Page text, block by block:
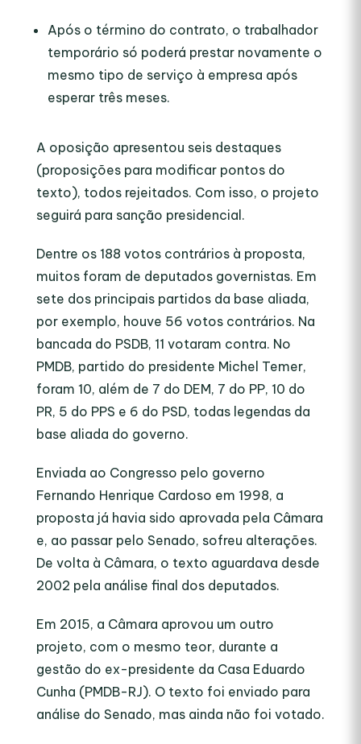
Após o término do contrato, o trabalhador
temporário só poderá prestar novamente o
mesmo tipo de serviço à empresa após
esperar três meses.
A oposição apresentou seis destaques
(proposições para modificar pontos do
texto), todos rejeitados. Com isso, o projeto
seguirá para sanção presidencial.
Dentre os 188 votos contrários à proposta,
muitos foram de deputados governistas. Em
sete dos principais partidos da base aliada,
por exemplo, houve 56 votos contrários. Na
bancada do PSDB, 11 votaram contra. No
PMDB, partido do presidente Michel Temer,
foram 10, além de 7 do DEM, 7 do PP, 10 do
PR, 5 do PPS e 6 do PSD, todas legendas da
base aliada do governo.
Enviada ao Congresso pelo governo
Fernando Henrique Cardoso em 1998, a
proposta já havia sido aprovada pela Câmara
e, ao passar pelo Senado, sofreu alterações.
De volta à Câmara, o texto aguardava desde
2002 pela análise final dos deputados.
Em 2015, a Câmara aprovou um outro
projeto, com o mesmo teor, durante a
gestão do ex-presidente da Casa Eduardo
Cunha (PMDB-RJ). O texto foi enviado para
análise do Senado, mas ainda não foi votado.